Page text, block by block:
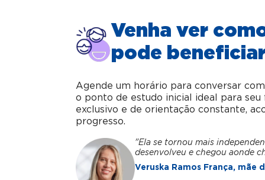
Venha ver
pode
Agende um horário para conversar
o ponto de estudo inicial ideal para
exclusivo e de orientação constante,
progresso.
"Ela se tornou mais
desenvolveu e chegou aonde
Veruska Ramos França, mãe